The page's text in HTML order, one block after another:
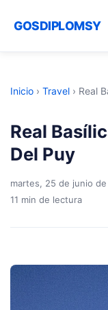
GOSDIPLOMSY
Inicio › Travel › Real
Real
Del Puy
martes, 25 de junio
11 min de lectura